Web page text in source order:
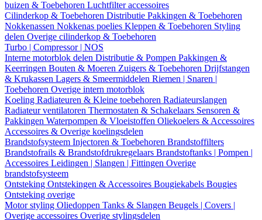
buizen & Toebehoren Luchtfilter accessoires
Cilinderkop & Toebehoren Distributie Pakkingen & Toebehoren
Nokkenassen Nokkenas poelies Kleppen & Toebehoren Styling
delen Overige cilinderkop & Toebehoren
Turbo | Compressor | NOS
Interne motorblok delen Distributie & Pompen Pakkingen &
Keerringen Bouten & Moeren Zuigers & Toebehoren Drijfstangen
& Krukassen Lagers & Smeermiddelen Riemen | Snaren |
Toebehoren Overige intern motorblok
Koeling Radiateuren & Kleine toebehoren Radiateurslangen
Radiateur ventilatoren Thermostaten & Schakelaars Sensoren &
Pakkingen Waterpompen & Vloeistoffen Oliekoelers & Accessoires
Accessoires & Overige koelingsdelen
Brandstofsysteem Injectoren & Toebehoren Brandstoffilters
Brandstofrails & Brandstofdrukregelaars Brandstoftanks | Pompen |
Accessoires Leidingen | Slangen | Fittingen Overige
brandstofsysteem
Ontsteking Ontstekingen & Accessoires Bougiekabels Bougies
Ontsteking overige
Motor styling Oliedoppen Tanks & Slangen Beugels | Covers |
Overige accessoires Overige stylingsdelen